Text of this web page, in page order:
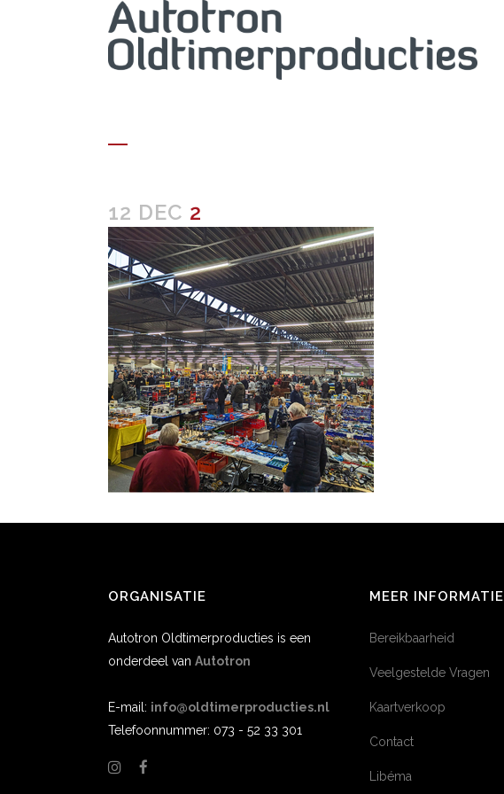
12 DEC 2
ORGANISATIE
Autotron Oldtimerproducties is een
onderdeel van Autotron
E-mail: info@oldtimerproducties.nl
Telefoonnummer: 073 - 52 33 301
MEER INFORMATIE
Bereikbaarheid
Veelgestelde Vragen
Kaartverkoop
Contact
Libéma